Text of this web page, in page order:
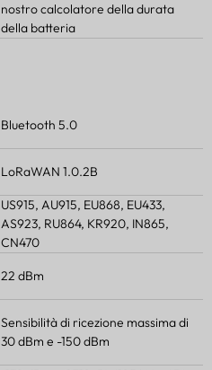
nostro calcolatore della durata
della batteria
Bluetooth 5.0
LoRaWAN 1.0.2B
US915, AU915, EU868, EU433,
AS923, RU864, KR920, IN865,
CN470
22 dBm
Sensibilità di ricezione massima di
30 dBm e -150 dBm